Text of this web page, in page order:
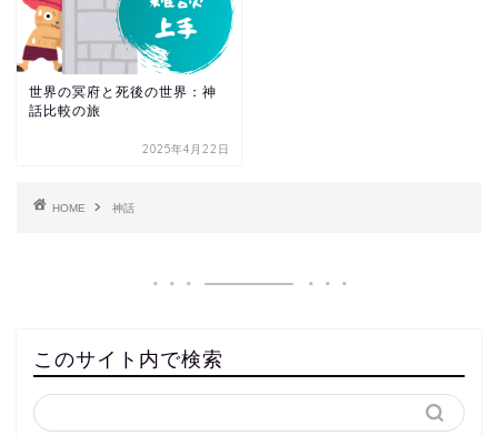
世界の冥府と死後の世界：神
話比較の旅
2025年4月22日
HOME 神話
このサイト内で検索